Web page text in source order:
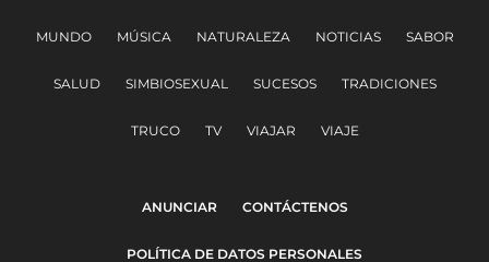
MUNDO MÚSICA NATURALEZA NOTICIAS SABOR
SALUD SIMBIOSEXUAL SUCESOS TRADICIONES
TRUCO TV VIAJAR VIAJE
ANUNCIAR CONTÁCTENOS
POLÍTICA DE DATOS PERSONALES